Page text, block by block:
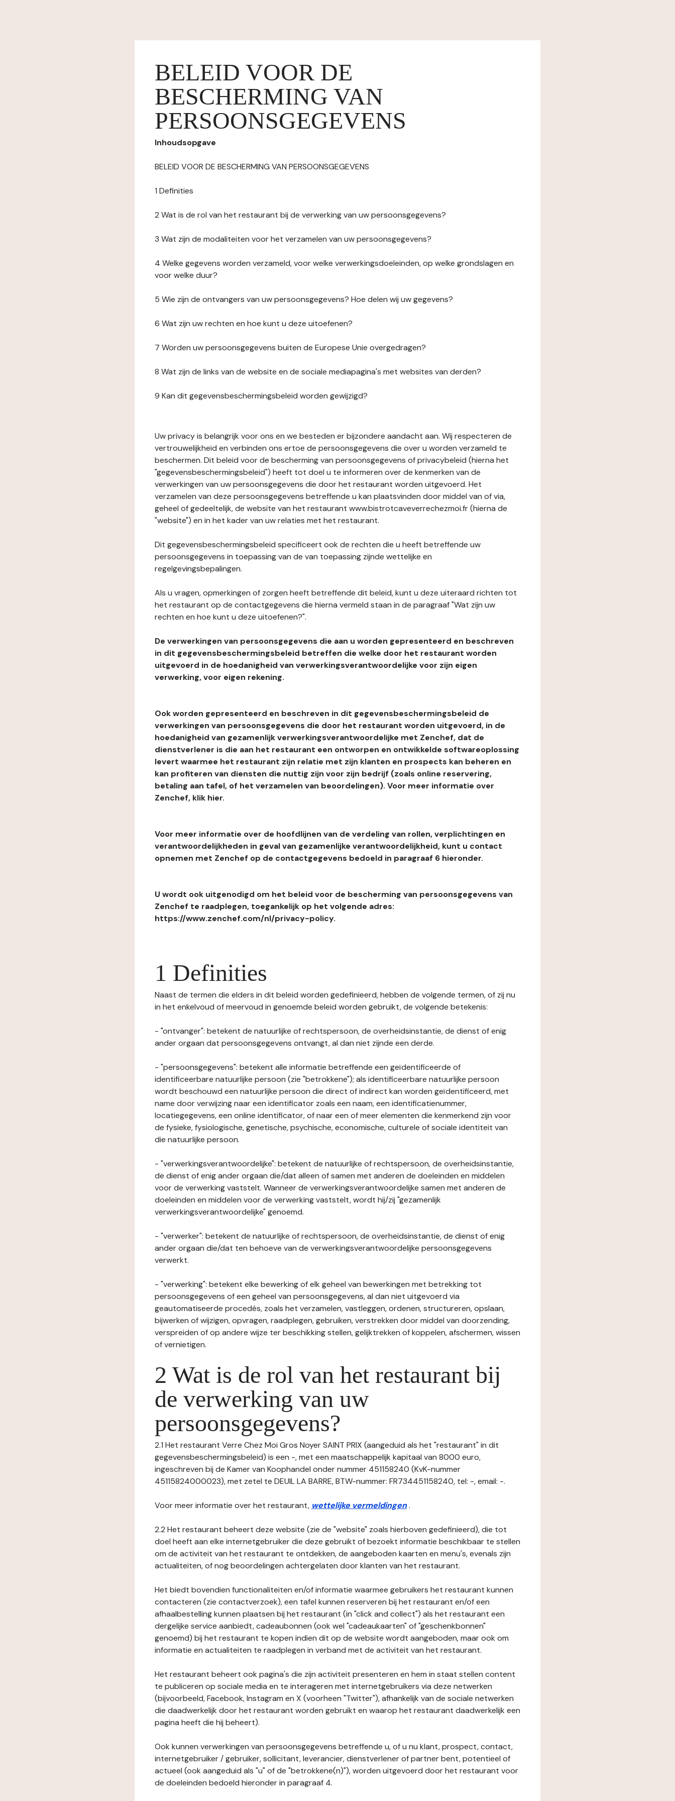
BELEID VOOR DE
BESCHERMING VAN
PERSOONSGEGEVENS
Inhoudsopgave
BELEID VOOR DE BESCHERMING VAN PERSOONSGEGEVENS
1 Definities
2 Wat is de rol van het restaurant bij de verwerking van uw persoonsgegevens?
3 Wat zijn de modaliteiten voor het verzamelen van uw persoonsgegevens?
4 Welke gegevens worden verzameld, voor welke verwerkingsdoeleinden, op welke grondslagen en
voor welke duur?
5 Wie zijn de ontvangers van uw persoonsgegevens? Hoe delen wij uw gegevens?
6 Wat zijn uw rechten en hoe kunt u deze uitoefenen?
7 Worden uw persoonsgegevens buiten de Europese Unie overgedragen?
8 Wat zijn de links van de website en de sociale mediapagina's met websites van derden?
9 Kan dit gegevensbeschermingsbeleid worden gewijzigd?
Uw privacy is belangrijk voor ons en we besteden er bijzondere aandacht aan. Wij respecteren de
vertrouwelijkheid en verbinden ons ertoe de persoonsgegevens die over u worden verzameld te
beschermen. Dit beleid voor de bescherming van persoonsgegevens of privacybeleid (hierna het
"gegevensbeschermingsbeleid") heeft tot doel u te informeren over de kenmerken van de
verwerkingen van uw persoonsgegevens die door het restaurant worden uitgevoerd. Het
verzamelen van deze persoonsgegevens betreffende u kan plaatsvinden door middel van of via,
geheel of gedeeltelijk, de website van het restaurant www.bistrotcaveverrechezmoi.fr (hierna de
"website") en in het kader van uw relaties met het restaurant.
Dit gegevensbeschermingsbeleid specificeert ook de rechten die u heeft betreffende uw
persoonsgegevens in toepassing van de van toepassing zijnde wettelijke en
regelgevingsbepalingen.
Als u vragen, opmerkingen of zorgen heeft betreffende dit beleid, kunt u deze uiteraard richten tot
het restaurant op de contactgegevens die hierna vermeld staan in de paragraaf "Wat zijn uw
rechten en hoe kunt u deze uitoefenen?".
De verwerkingen van persoonsgegevens die aan u worden gepresenteerd en beschreven
in dit gegevensbeschermingsbeleid betreffen die welke door het restaurant worden
uitgevoerd in de hoedanigheid van verwerkingsverantwoordelijke voor zijn eigen
verwerking, voor eigen rekening.
Ook worden gepresenteerd en beschreven in dit gegevensbeschermingsbeleid de
verwerkingen van persoonsgegevens die door het restaurant worden uitgevoerd, in de
hoedanigheid van gezamenlijk verwerkingsverantwoordelijke met Zenchef, dat de
dienstverlener is die aan het restaurant een ontworpen en ontwikkelde softwareoplossing
levert waarmee het restaurant zijn relatie met zijn klanten en prospects kan beheren en
kan profiteren van diensten die nuttig zijn voor zijn bedrijf (zoals online reservering,
betaling aan tafel, of het verzamelen van beoordelingen). Voor meer informatie over
Zenchef, klik hier.
Voor meer informatie over de hoofdlijnen van de verdeling van rollen, verplichtingen en
verantwoordelijkheden in geval van gezamenlijke verantwoordelijkheid, kunt u contact
opnemen met Zenchef op de contactgegevens bedoeld in paragraaf 6 hieronder.
U wordt ook uitgenodigd om het beleid voor de bescherming van persoonsgegevens van
Zenchef te raadplegen, toegankelijk op het volgende adres:
https://www.zenchef.com/nl/privacy-policy.
1 Definities
Naast de termen die elders in dit beleid worden gedefinieerd, hebben de volgende termen, of zij nu
in het enkelvoud of meervoud in genoemde beleid worden gebruikt, de volgende betekenis:
- "ontvanger": betekent de natuurlijke of rechtspersoon, de overheidsinstantie, de dienst of enig
ander orgaan dat persoonsgegevens ontvangt, al dan niet zijnde een derde.
- "persoonsgegevens": betekent alle informatie betreffende een geïdentificeerde of
identificeerbare natuurlijke persoon (zie "betrokkene"); als identificeerbare natuurlijke persoon
wordt beschouwd een natuurlijke persoon die direct of indirect kan worden geïdentificeerd, met
name door verwijzing naar een identificator zoals een naam, een identificatienummer,
locatiegegevens, een online identificator, of naar een of meer elementen die kenmerkend zijn voor
de fysieke, fysiologische, genetische, psychische, economische, culturele of sociale identiteit van
die natuurlijke persoon.
- "verwerkingsverantwoordelijke": betekent de natuurlijke of rechtspersoon, de overheidsinstantie,
de dienst of enig ander orgaan die/dat alleen of samen met anderen de doeleinden en middelen
voor de verwerking vaststelt. Wanneer de verwerkingsverantwoordelijke samen met anderen de
doeleinden en middelen voor de verwerking vaststelt, wordt hij/zij "gezamenlijk
verwerkingsverantwoordelijke" genoemd.
- "verwerker": betekent de natuurlijke of rechtspersoon, de overheidsinstantie, de dienst of enig
ander orgaan die/dat ten behoeve van de verwerkingsverantwoordelijke persoonsgegevens
verwerkt.
- "verwerking": betekent elke bewerking of elk geheel van bewerkingen met betrekking tot
persoonsgegevens of een geheel van persoonsgegevens, al dan niet uitgevoerd via
geautomatiseerde procedés, zoals het verzamelen, vastleggen, ordenen, structureren, opslaan,
bijwerken of wijzigen, opvragen, raadplegen, gebruiken, verstrekken door middel van doorzending,
verspreiden of op andere wijze ter beschikking stellen, gelijktrekken of koppelen, afschermen, wissen
of vernietigen.
2 Wat is de rol van het restaurant bij
de verwerking van uw
persoonsgegevens?
2.1 Het restaurant Verre Chez Moi Gros Noyer SAINT PRIX (aangeduid als het "restaurant" in dit
gegevensbeschermingsbeleid) is een -, met een maatschappelijk kapitaal van 8000 euro,
ingeschreven bij de Kamer van Koophandel onder nummer 451158240 (KvK-nummer
45115824000023), met zetel te DEUIL LA BARRE, BTW-nummer: FR734451158240, tel: -, email: -.
Voor meer informatie over het restaurant, wettelijke vermeldingen.
2.2 Het restaurant beheert deze website (zie de "website" zoals hierboven gedefinieerd), die tot
doel heeft aan elke internetgebruiker die deze gebruikt of bezoekt informatie beschikbaar te stellen
om de activiteit van het restaurant te ontdekken, de aangeboden kaarten en menu's, evenals zijn
actualiteiten, of nog beoordelingen achtergelaten door klanten van het restaurant.
Het biedt bovendien functionaliteiten en/of informatie waarmee gebruikers het restaurant kunnen
contacteren (zie contactverzoek), een tafel kunnen reserveren bij het restaurant en/of een
afhaalbestelling kunnen plaatsen bij het restaurant (in "click and collect") als het restaurant een
dergelijke service aanbiedt, cadeaubonnen (ook wel "cadeaukaarten" of "geschenkbonnen"
genoemd) bij het restaurant te kopen indien dit op de website wordt aangeboden, maar ook om
informatie en actualiteiten te raadplegen in verband met de activiteit van het restaurant.
Het restaurant beheert ook pagina's die zijn activiteit presenteren en hem in staat stellen content
te publiceren op sociale media en te interageren met internetgebruikers via deze netwerken
(bijvoorbeeld, Facebook, Instagram en X (voorheen "Twitter"), afhankelijk van de sociale netwerken
die daadwerkelijk door het restaurant worden gebruikt en waarop het restaurant daadwerkelijk een
pagina heeft die hij beheert).
Ook kunnen verwerkingen van persoonsgegevens betreffende u, of u nu klant, prospect, contact,
internetgebruiker / gebruiker, sollicitant, leverancier, dienstverlener of partner bent, potentieel of
actueel (ook aangeduid als "u" of de "betrokkene(n)"), worden uitgevoerd door het restaurant voor
de doeleinden bedoeld hieronder in paragraaf 4.